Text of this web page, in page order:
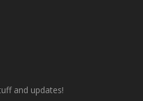
and updates!